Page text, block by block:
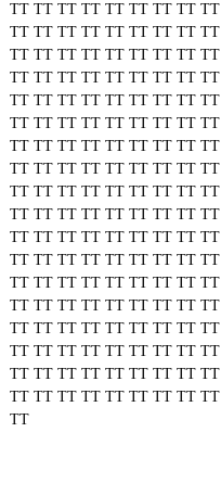
TT TT TT TT TT TT TT TT TT
TT TT TT TT TT TT TT TT TT
TT TT TT TT TT TT TT TT TT
TT TT TT TT TT TT TT TT TT
TT TT TT TT TT TT TT TT TT
TT TT TT TT TT TT TT TT TT
TT TT TT TT TT TT TT TT TT
TT TT TT TT TT TT TT TT TT
TT TT TT TT TT TT TT TT TT
TT TT TT TT TT TT TT TT TT
TT TT TT TT TT TT TT TT TT
TT TT TT TT TT TT TT TT TT
TT TT TT TT TT TT TT TT TT
TT TT TT TT TT TT TT TT TT
TT TT TT TT TT TT TT TT TT
TT TT TT TT TT TT TT TT TT
TT TT TT TT TT TT TT TT TT
TT TT TT TT TT TT TT TT TT
TT